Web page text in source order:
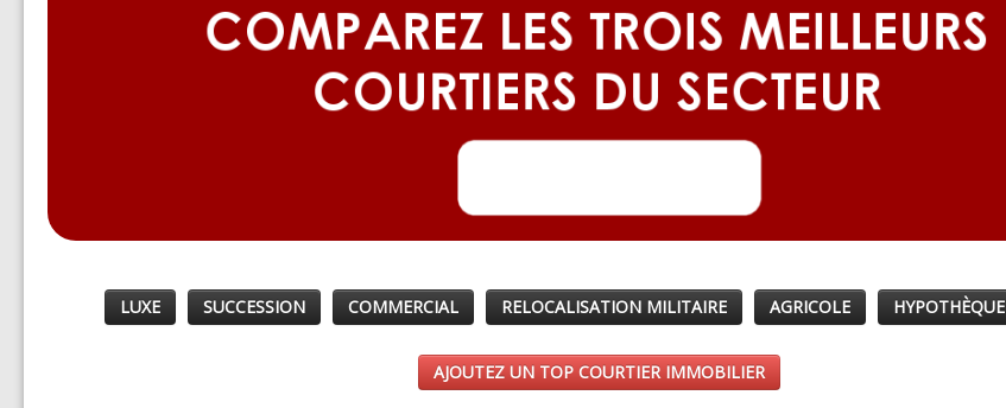
LUXE SUCCESSION COMMERCIAL RELOCALISATION MILITAIRE AGRICOLE HYPOTHÈQUE
AJOUTEZ UN TOP COURTIER IMMOBILIER